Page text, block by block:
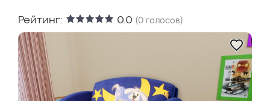
Рейтинг: 0.0 (0 голосов)